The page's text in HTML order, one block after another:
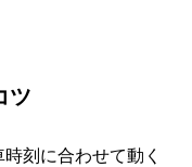
ツ
刻に合わせて動く